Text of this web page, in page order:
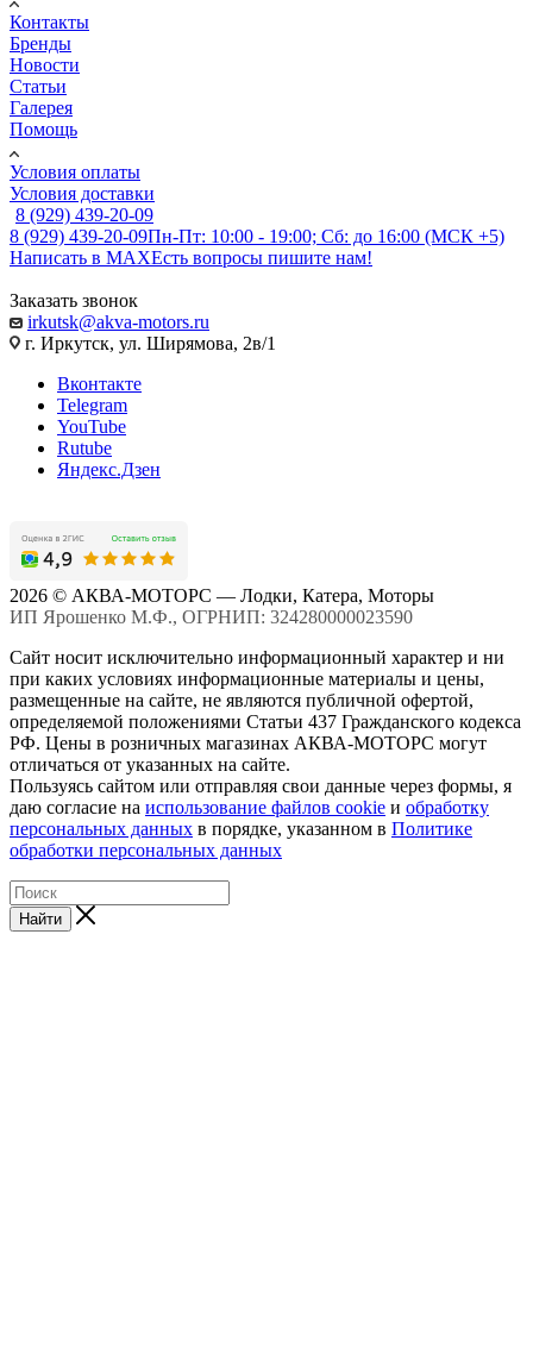
Контакты
Бренды
Новости
Статьи
Галерея
Помощь
Условия оплаты
Условия доставки
8 (929) 439-20-09
8 (929) 439-20-09Пн-Пт: 10:00 - 19:00; Сб: до 16:00 (МСК +5)
Написать в MAXЕсть вопросы пишите нам!
Заказать звонок
irkutsk@akva-motors.ru
г. Иркутск, ул. Ширямова, 2в/1
Вконтакте
Telegram
YouTube
Rutube
Яндекс.Дзен
2026 © АКВА-МОТОРС — Лодки, Катера, Моторы
ИП Ярошенко М.Ф., ОГРНИП: 324280000023590
Сайт носит исключительно информационный характер и ни
при каких условиях информационные материалы и цены,
размещенные на сайте, не являются публичной офертой,
определяемой положениями Статьи 437 Гражданского кодекса
РФ. Цены в розничных магазинах АКВА-МОТОРС могут
отличаться от указанных на сайте.
Пользуясь сайтом или отправляя свои данные через формы, я
даю согласие на использование файлов cookie и обработку
персональных данных в порядке, указанном в Политике
обработки персональных данных
Найти